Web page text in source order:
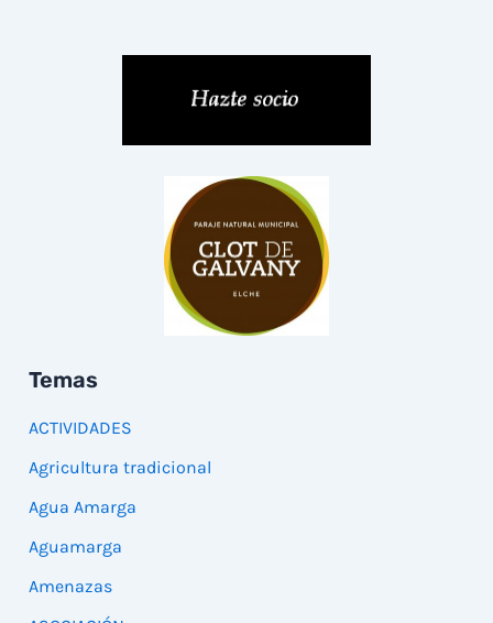
Temas
ACTIVIDADES
Agricultura tradicional
Agua Amarga
Aguamarga
Amenazas